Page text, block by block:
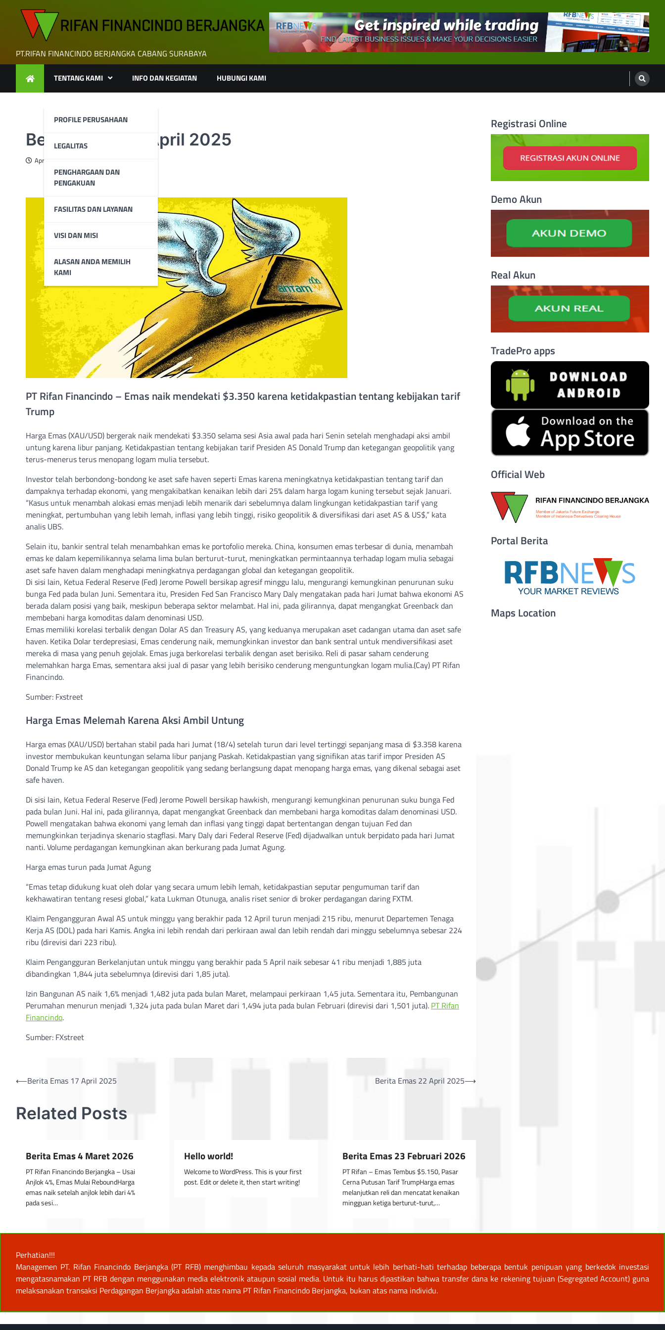
PT.RIFAN FINANCINDO BERJANGKA CABANG SURABAYA
TENTANG KAMI
PROFILE PERUSAHAAN
LEGALITAS
PENGHARGAAN DAN
PENGAKUAN
FASILITAS DAN LAYANAN
VISI DAN MISI
ALASAN ANDA MEMILIH
KAMI
INFO DAN KEGIATAN HUBUNGI KAMI
Berita Emas 21 April 2025
April 21, 2025
PT Rifan Financindo – Emas naik mendekati $3.350 karena ketidakpastian tentang kebijakan tarif
Trump
Harga Emas (XAU/USD) bergerak naik mendekati $3.350 selama sesi Asia awal pada hari Senin setelah menghadapi aksi ambil
untung karena libur panjang. Ketidakpastian tentang kebijakan tarif Presiden AS Donald Trump dan ketegangan geopolitik yang
terus-menerus terus menopang logam mulia tersebut.
Investor telah berbondong-bondong ke aset safe haven seperti Emas karena meningkatnya ketidakpastian tentang tarif dan
dampaknya terhadap ekonomi, yang mengakibatkan kenaikan lebih dari 25% dalam harga logam kuning tersebut sejak Januari.
“Kasus untuk menambah alokasi emas menjadi lebih menarik dari sebelumnya dalam lingkungan ketidakpastian tarif yang
meningkat, pertumbuhan yang lebih lemah, inflasi yang lebih tinggi, risiko geopolitik & diversifikasi dari aset AS & US$,” kata
analis UBS.
Selain itu, bankir sentral telah menambahkan emas ke portofolio mereka. China, konsumen emas terbesar di dunia, menambah
emas ke dalam kepemilikannya selama lima bulan berturut-turut, meningkatkan permintaannya terhadap logam mulia sebagai
aset safe haven dalam menghadapi meningkatnya perdagangan global dan ketegangan geopolitik.
Di sisi lain, Ketua Federal Reserve (Fed) Jerome Powell bersikap agresif minggu lalu, mengurangi kemungkinan penurunan suku
bunga Fed pada bulan Juni. Sementara itu, Presiden Fed San Francisco Mary Daly mengatakan pada hari Jumat bahwa ekonomi AS
berada dalam posisi yang baik, meskipun beberapa sektor melambat. Hal ini, pada gilirannya, dapat mengangkat Greenback dan
membebani harga komoditas dalam denominasi USD.
Emas memiliki korelasi terbalik dengan Dolar AS dan Treasury AS, yang keduanya merupakan aset cadangan utama dan aset safe
haven. Ketika Dolar terdepresiasi, Emas cenderung naik, memungkinkan investor dan bank sentral untuk mendiversifikasi aset
mereka di masa yang penuh gejolak. Emas juga berkorelasi terbalik dengan aset berisiko. Reli di pasar saham cenderung
melemahkan harga Emas, sementara aksi jual di pasar yang lebih berisiko cenderung menguntungkan logam mulia.(Cay) PT Rifan
Financindo.
Sumber: Fxstreet
Harga Emas Melemah Karena Aksi Ambil Untung
Harga emas (XAU/USD) bertahan stabil pada hari Jumat (18/4) setelah turun dari level tertinggi sepanjang masa di $3.358 karena
investor membukukan keuntungan selama libur panjang Paskah. Ketidakpastian yang signifikan atas tarif impor Presiden AS
Donald Trump ke AS dan ketegangan geopolitik yang sedang berlangsung dapat menopang harga emas, yang dikenal sebagai aset
safe haven.
Di sisi lain, Ketua Federal Reserve (Fed) Jerome Powell bersikap hawkish, mengurangi kemungkinan penurunan suku bunga Fed
pada bulan Juni. Hal ini, pada gilirannya, dapat mengangkat Greenback dan membebani harga komoditas dalam denominasi USD.
Powell mengatakan bahwa ekonomi yang lemah dan inflasi yang tinggi dapat bertentangan dengan tujuan Fed dan
memungkinkan terjadinya skenario stagflasi. Mary Daly dari Federal Reserve (Fed) dijadwalkan untuk berpidato pada hari Jumat
nanti. Volume perdagangan kemungkinan akan berkurang pada Jumat Agung.
Harga emas turun pada Jumat Agung
“Emas tetap didukung kuat oleh dolar yang secara umum lebih lemah, ketidakpastian seputar pengumuman tarif dan
kekhawatiran tentang resesi global,” kata Lukman Otunuga, analis riset senior di broker perdagangan daring FXTM.
Klaim Pengangguran Awal AS untuk minggu yang berakhir pada 12 April turun menjadi 215 ribu, menurut Departemen Tenaga
Kerja AS (DOL) pada hari Kamis. Angka ini lebih rendah dari perkiraan awal dan lebih rendah dari minggu sebelumnya sebesar 224
ribu (direvisi dari 223 ribu).
Klaim Pengangguran Berkelanjutan untuk minggu yang berakhir pada 5 April naik sebesar 41 ribu menjadi 1,885 juta
dibandingkan 1,844 juta sebelumnya (direvisi dari 1,85 juta).
Izin Bangunan AS naik 1,6% menjadi 1,482 juta pada bulan Maret, melampaui perkiraan 1,45 juta. Sementara itu, Pembangunan
Perumahan menurun menjadi 1,324 juta pada bulan Maret dari 1,494 juta pada bulan Februari (direvisi dari 1,501 juta). PT Rifan
Financindo.
Sumber: FXstreet
Post
⟵Berita Emas 17 April 2025 Berita Emas 22 April 2025⟶
Related Posts
Berita Emas 4 Maret 2026
PT Rifan Financindo Berjangka – Usai
Anjlok 4%, Emas Mulai ReboundHarga
emas naik setelah anjlok lebih dari 4%
pada sesi…
Hello world!
Welcome to WordPress. This is your first
post. Edit or delete it, then start writing!
Berita Emas 23 Februari 2026
PT Rifan – Emas Tembus $5.150, Pasar
Cerna Putusan Tarif TrumpHarga emas
melanjutkan reli dan mencatat kenaikan
mingguan ketiga berturut-turut,…
Registrasi Online
Demo Akun
Real Akun
TradePro apps
Official Web
Portal Berita
Maps Location
Perhatian!!!
Managemen PT. Rifan Financindo Berjangka (PT RFB) menghimbau kepada seluruh masyarakat untuk lebih berhati-hati terhadap beberapa bentuk penipuan yang berkedok investasi
mengatasnamakan PT RFB dengan menggunakan media elektronik ataupun sosial media. Untuk itu harus dipastikan bahwa transfer dana ke rekening tujuan (Segregated Account) guna
melaksanakan transaksi Perdagangan Berjangka adalah atas nama PT Rifan Financindo Berjangka, bukan atas nama individu.